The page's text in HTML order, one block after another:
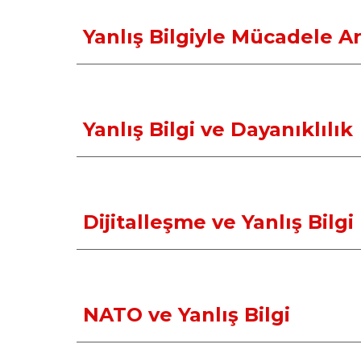
Yanlış Bilgiyle Mücadele
Yanlış Bilgi ve Dayanıklılık
Dijitalleşme ve Yanlış Bilgi
NATO ve Yanlış Bilgi